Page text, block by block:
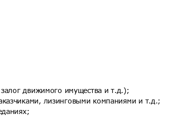
движимого имущества и т.д.);
лизинговыми компаниями и т.д.;